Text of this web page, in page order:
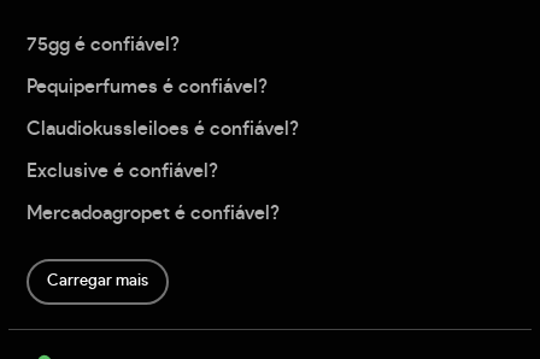
75gg é confiável?
Pequiperfumes é confiável?
Claudiokussleiloes é confiável?
Exclusive é confiável?
Mercadoagropet é confiável?
Carregar mais